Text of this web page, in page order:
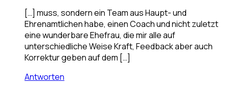
[…] muss, sondern ein Team aus Haupt- und
Ehrenamtlichen habe, einen Coach und nicht zuletzt
eine wunderbare Ehefrau, die mir alle auf
unterschiedliche Weise Kraft, Feedback aber auch
Korrektur geben auf dem […]
Antworten